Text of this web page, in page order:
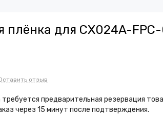
плёнка для CX024A-
отзыв
предварительная резервация
через 15 минут после подтверждения.